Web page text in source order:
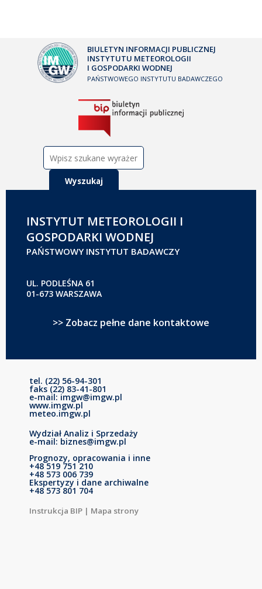
BIULETYN INFORMACJI PUBLICZNEJ
INSTYTUTU METEOROLOGII
I GOSPODARKI WODNEJ
PAŃSTWOWEGO INSTYTUTU BADAWCZEGO
INSTYTUT METEOROLOGII I
GOSPODARKI WODNEJ
PAŃSTWOWY INSTYTUT BADAWCZY
UL. PODLEŚNA 61
01-673 WARSZAWA
>> Zobacz pełne dane kontaktowe
tel. (22) 56-94-301
faks (22) 83-41-801
e-mail: imgw@imgw.pl
www.imgw.pl
meteo.imgw.pl
Wydział Analiz i Sprzedaży
e-mail: biznes@imgw.pl
Prognozy, opracowania i inne
+48 519 751 210
+48 573 006 739
Ekspertyzy i dane archiwalne
+48 573 801 704
Instrukcja BIP | Mapa strony